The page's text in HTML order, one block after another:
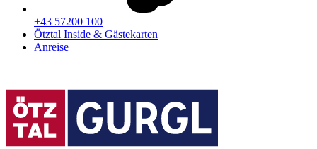
+43 57200 100
Ötztal Inside & Gästekarten
Anreise